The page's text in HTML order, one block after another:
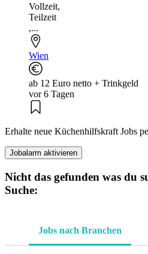
Vollzeit,
Teilzeit
,...
Wien
ab 12 Euro netto + Trinkgeld
vor 6 Tagen
Erhalte neue Küchenhilfskraft Jobs
Jobalarm aktivieren
Nicht das gefunden was du
Suche:
Jobs nach Branchen